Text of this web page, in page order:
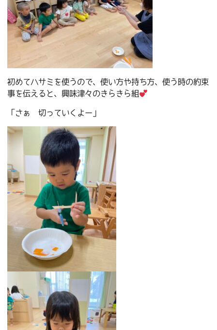
初めてハサミを使うので、使い方や持ち方、使う時の約束
事を伝えると、興味津々のきらきら組
「さぁ 切っていくよー」